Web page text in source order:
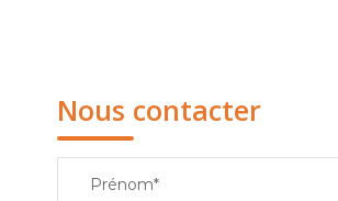
Nous contacter
Prénom*